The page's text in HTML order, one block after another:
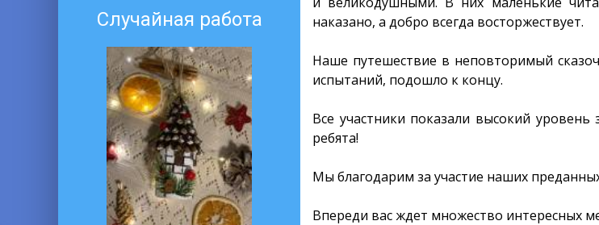
Случайная работа
наказано, а добро всегда восторжествует.
Наше путешествие в неповторимый
испытаний, подошло к концу.
Все участники показали высокий
ребята!
Мы благодарим за участие наших
Впереди вас ждет множество интересных